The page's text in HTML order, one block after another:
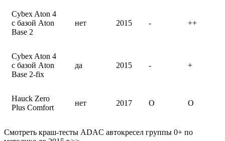
Cybex Aton 4
с базой Aton
Base 2
нет 2015 - ++
Cybex Aton 4
с базой Aton
Base 2-fix
да 2015 - +
Hauck Zero
Plus Comfort
нет 2017 O O
Смотреть краш-тесты ADAC автокресел группы 0+ по